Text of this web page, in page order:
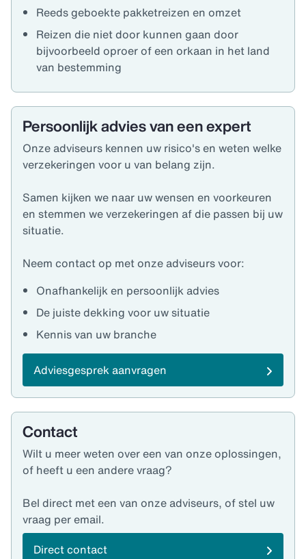
Reeds geboekte pakketreizen en omzet
Reizen die niet door kunnen gaan door
bijvoorbeeld oproer of een orkaan in het land
van bestemming
Persoonlijk advies van een expert
Onze adviseurs kennen uw risico's en weten welke
verzekeringen voor u van belang zijn.
Samen kijken we naar uw wensen en voorkeuren
en stemmen we verzekeringen af die passen bij uw
situatie.
Neem contact op met onze adviseurs voor:
Onafhankelijk en persoonlijk advies
De juiste dekking voor uw situatie
Kennis van uw branche
Adviesgesprek aanvragen
Contact
Wilt u meer weten over een van onze oplossingen,
of heeft u een andere vraag?
Bel direct met een van onze adviseurs, of stel uw
vraag per email.
Direct contact